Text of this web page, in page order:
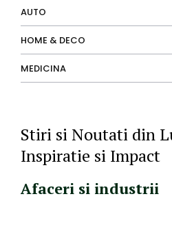
AUTO
HOME & DECO
MEDICINA
Stiri si Noutati din
Inspiratie si Impact
Afaceri si industrii